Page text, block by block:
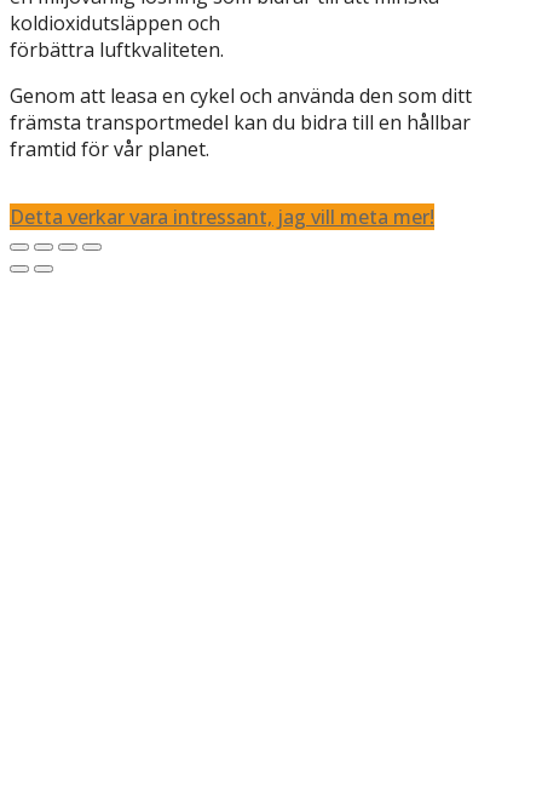
koldioxidutsläppen och
förbättra luftkvaliteten.
Genom att leasa en cykel och använda den som ditt
främsta transportmedel kan du bidra till en hållbar
framtid för vår planet.
Detta verkar vara intressant, jag vill meta mer!